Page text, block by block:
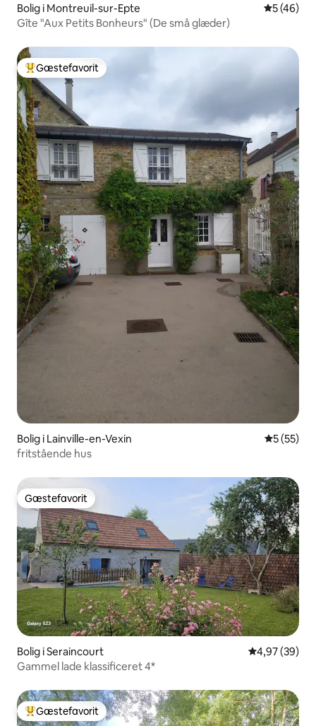
Bolig i Montreuil-sur-Epte 5 ud af 5 i
5 (46)
Gîte "Aux Petits Bonheurs" (De små glæder)
Bedste gæstefavorit
Gæstefavorit
Bolig i Lainville-en-Vexin 5 ud af 5 i
5 (55)
fritstående hus
Gæstefavorit
Gæstefavorit
Bolig i Seraincourt 4,97 ud af 5 i
4,97 (39)
Gammel lade klassificeret 4*
Bedste gæstefavorit
Gæstefavorit